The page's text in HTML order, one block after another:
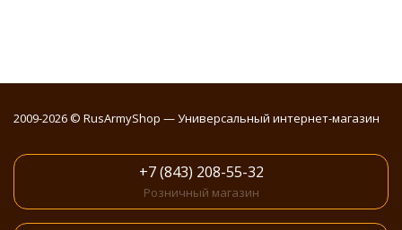
2009-2026 © RusArmyShop — Универсальный интернет-магазин
+7 (843) 208-55-32
Розничный магазин